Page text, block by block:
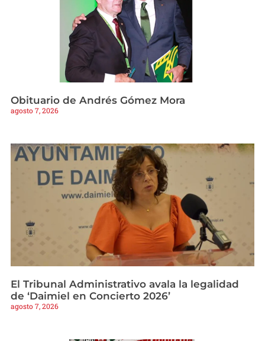
Obituario de Andrés Gómez Mora
agosto 7, 2026
El Tribunal Administrativo avala la legalidad
de ‘Daimiel en Concierto 2026’
agosto 7, 2026